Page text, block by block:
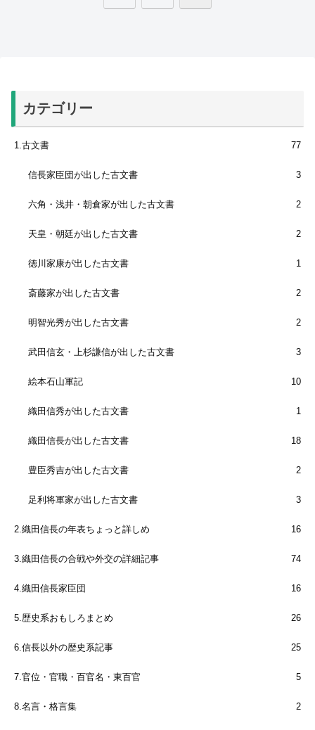
カテゴリー
1.古文書 77
信長家臣団が出した古文書 3
六角・浅井・朝倉家が出した古文書 2
天皇・朝廷が出した古文書 2
徳川家康が出した古文書 1
斎藤家が出した古文書 2
明智光秀が出した古文書 2
武田信玄・上杉謙信が出した古文書 3
絵本石山軍記 10
織田信秀が出した古文書 1
織田信長が出した古文書 18
豊臣秀吉が出した古文書 2
足利将軍家が出した古文書 3
2.織田信長の年表ちょっと詳しめ 16
3.織田信長の合戦や外交の詳細記事 74
4.織田信長家臣団 16
5.歴史系おもしろまとめ 26
6.信長以外の歴史系記事 25
7.官位・官職・百官名・東百官 5
8.名言・格言集 2